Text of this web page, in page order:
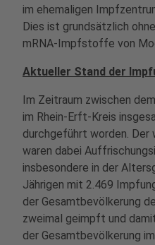
im ehemaligen
Dies ist grundsätzlich
mRNA-Impfstoffe von
Aktueller Stand der
Im Zeitraum zwischen
im Rhein-Erft-Kreis
durchgeführt worden.
waren dabei
insbesondere in der
Jährigen mit 2.469
der Gesamtbevölkerung
zweimal geimpft und
der Gesamtbevölkerung